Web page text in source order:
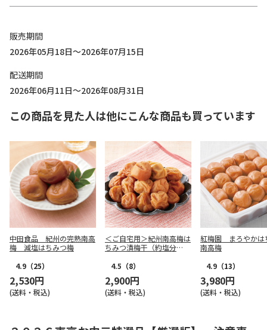
販売期間
2026年05月18日～2026年07月15日
配送期間
2026年06月11日～2026年08月31日
この商品を見た人は他にこんな商品も買っています
中田食品 紀州の完熟南高
梅 減塩はちみつ梅
4.9 （25）
2,530円
(送料・税込)
＜ご自宅用＞紀州南高梅は
ちみつ漬梅干（約塩分
4.5 （8）
2,900円
(送料・税込)
紅梅園 まろやかは
南高梅
4.9 （13）
3,980円
(送料・税込)